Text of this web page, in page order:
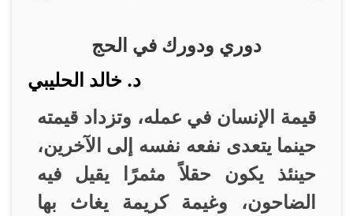
دوري ودورك في الحج
د. خالد الحليبي
قيمة الإنسان في عمله، وتزداد قيمته
حينما يتعدى نفعه نفسه إلى الآخرين،
حينئذ يكون حقلاً مثمرًا يقيل فيه
الضاحون، وغيمة كريمة يغاث بها